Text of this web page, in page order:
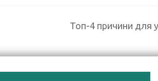
Топ-4 причини для